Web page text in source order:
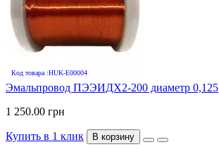
Код товара :HUK-E00004
Эмальпровод ПЭЭИДХ2-200 диаметр 0,125
1 250.00 грн
Купить в 1 клик В корзину